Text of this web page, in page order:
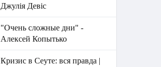
Джулія Девіс
"Очень сложные дни" -
Алексей Копытько
Кризис в Сеуте: вся правда |